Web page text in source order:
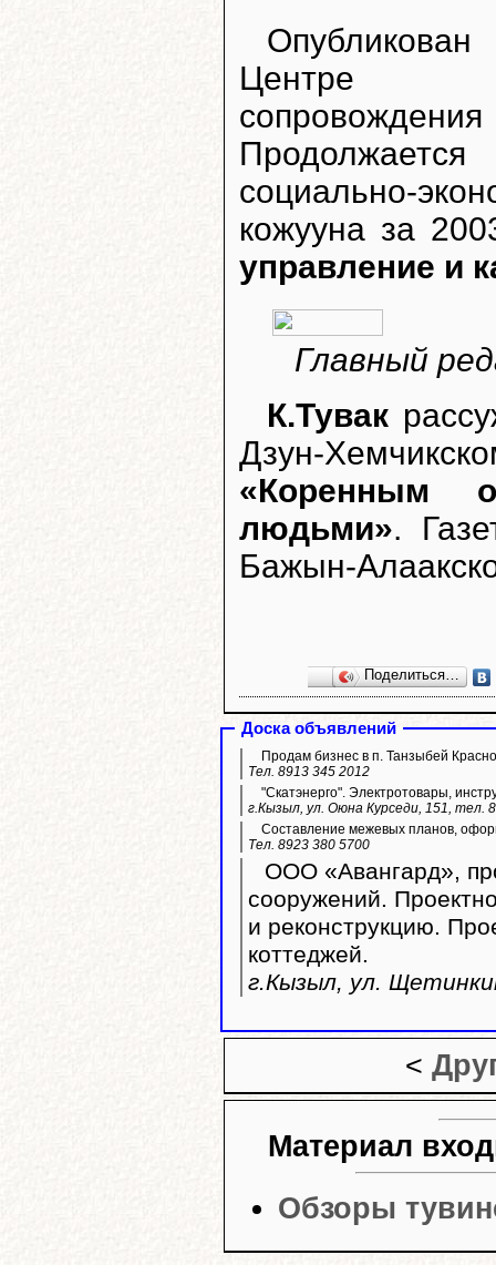
Центре
социально-
кожууна за
управление и
Главный
К.Тувак
Дзун-
«Коренным
людьми».
Бажын-
Поделиться…
Доска объявлений
Продам бизнес в п. Танзыбей
Тел. 8913 345 2012
"Скатэнерго". Электротовары,
г.Кызыл, ул. Оюна Курседи, 151, тел.
Составление межевых планов,
Тел. 8923 380 5700
ООО «Авангард»,
сооружений.
и реконструкцию.
коттеджей.
г.Кызыл, ул.
<
Материал
Обзоры